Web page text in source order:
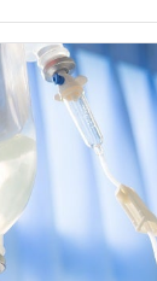
ら寿司昼食
前